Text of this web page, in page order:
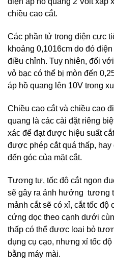
chiều cao cắt.
Các phần tử trong điện cực
khoảng 0,1016cm do đó
điều chỉnh. Tuy nhiên, đối
vỏ bạc có thể bị mòn đến
áp hồ quang lên 10V trong
Chiều cao cắt và chiều cao
quang là các cài đặt riêng
xác để đạt được hiệu suất
được phép cắt quá thấp,
đến góc của mặt cắt.
Tương tự, tốc độ cắt ngọn
sẽ gây ra ảnh hưởng tương
mảnh cắt sẽ có xỉ, cắt tốc độ
cứng dọc theo cạnh dưới
thấp có thể được loại bỏ
dụng cụ cạo, nhưng xỉ tốc
bằng máy mài.